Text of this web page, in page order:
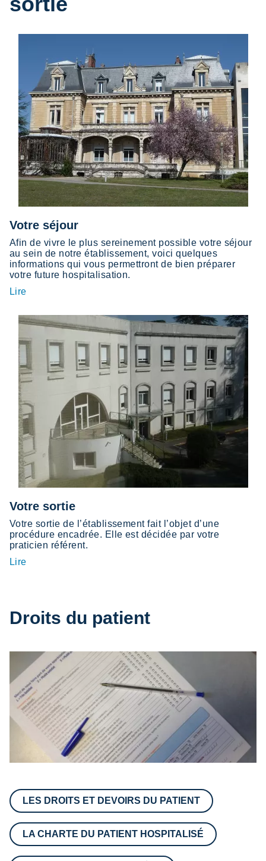
Votre séjour
Afin de vivre le plus sereinement possible votre séjour
au sein de notre établissement, voici quelques
informations qui vous permettront de bien préparer
votre future hospitalisation.
Lire
Votre sortie
Votre sortie de l’établissement fait l’objet d’une
procédure encadrée. Elle est décidée par votre
praticien référent.
Lire
Droits du patient
LES DROITS ET DEVOIRS DU PATIENT
LA CHARTE DU PATIENT HOSPITALISÉ